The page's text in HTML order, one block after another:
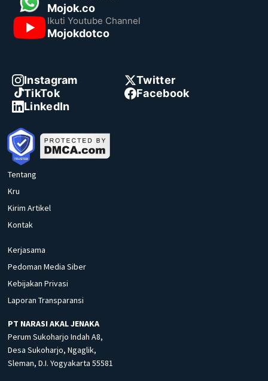
Mojok.co
Ikuti Youtube Channel
Mojokdotco
Instagram
Twitter
TikTok
Facebook
LinkedIn
Tentang
Kru
Kirim Artikel
Kontak
Kerjasama
Pedoman Media Siber
Kebijakan Privasi
Laporan Transparansi
PT NARASI AKAL JENAKA
Perum Sukoharjo Indah A8,
Desa Sukoharjo, Ngaglik,
Sleman, D.I. Yogyakarta 55581